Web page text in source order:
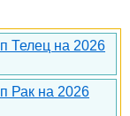
Телец на 2026
Рак на 2026